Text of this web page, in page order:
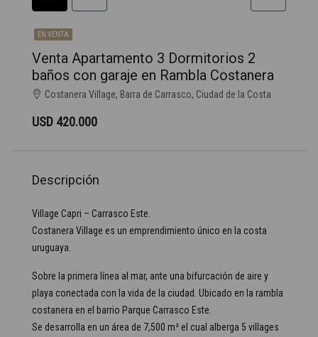
EN VENTA
Venta Apartamento 3 Dormitorios 2
baños con garaje en Rambla Costanera
Costanera Village, Barra de Carrasco, Ciudad de la Costa
USD 420.000
Descripción
Village Capri – Carrasco Este.
Costanera Village es un emprendimiento único en la costa
uruguaya.
Sobre la primera línea al mar, ante una bifurcación de aire y
playa conectada con la vida de la ciudad. Ubicado en la rambla
costanera en el barrio Parque Carrasco Este.
Se desarrolla en un área de 7,500 m² el cual alberga 5 villages